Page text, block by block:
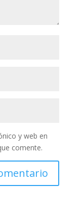
y web en
comente.